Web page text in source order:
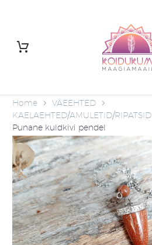
Home
VÄEEHTED
KAELAEHTED/AMULETID/RIPATSID
Punane kuldkivi pendel